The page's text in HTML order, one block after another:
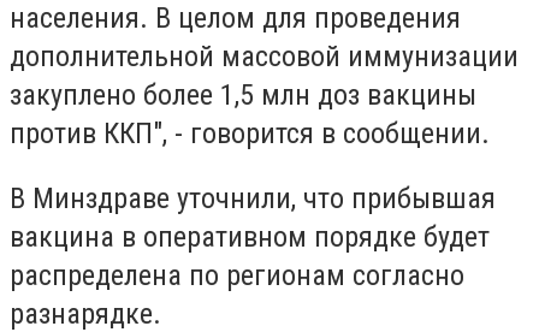
населения. В целом для проведения
дополнительной массовой иммунизации
закуплено более 1,5 млн доз вакцины
против ККП", - говорится в сообщении.
В Минздраве уточнили, что прибывшая
вакцина в оперативном порядке будет
распределена по регионам согласно
разнарядке.